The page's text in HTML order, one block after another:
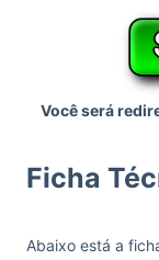
Você será
Ficha
Abaixo está a